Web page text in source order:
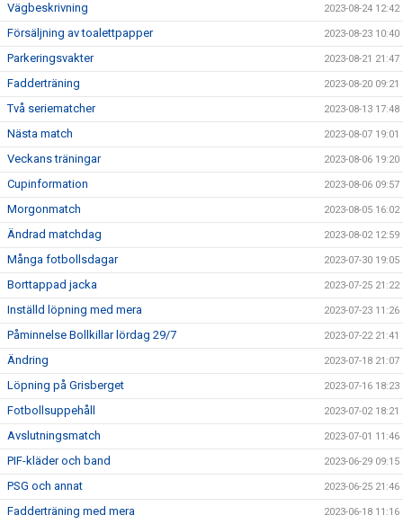
Vägbeskrivning 2023-08-24 12:42
Försäljning av toalettpapper 2023-08-23 10:40
Parkeringsvakter 2023-08-21 21:47
Fadderträning 2023-08-20 09:21
Två seriematcher 2023-08-13 17:48
Nästa match 2023-08-07 19:01
Veckans träningar 2023-08-06 19:20
Cupinformation 2023-08-06 09:57
Morgonmatch 2023-08-05 16:02
Ändrad matchdag 2023-08-02 12:59
Många fotbollsdagar 2023-07-30 19:05
Borttappad jacka 2023-07-25 21:22
Inställd löpning med mera 2023-07-23 11:26
Påminnelse Bollkillar lördag 29/7 2023-07-22 21:41
Ändring 2023-07-18 21:07
Löpning på Grisberget 2023-07-16 18:23
Fotbollsuppehåll 2023-07-02 18:21
Avslutningsmatch 2023-07-01 11:46
PIF-kläder och band 2023-06-29 09:15
PSG och annat 2023-06-25 21:46
Fadderträning med mera 2023-06-18 11:16